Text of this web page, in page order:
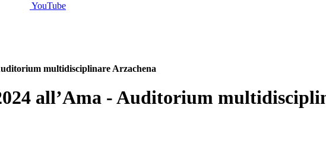
YouTube
multidisciplinare Arzachena
all’Ama - Auditorium